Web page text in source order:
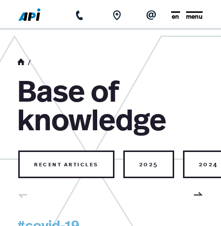
menu
en
home
news
base of knowledge
contact
Base of
knowledge
recent articles 2025 2024